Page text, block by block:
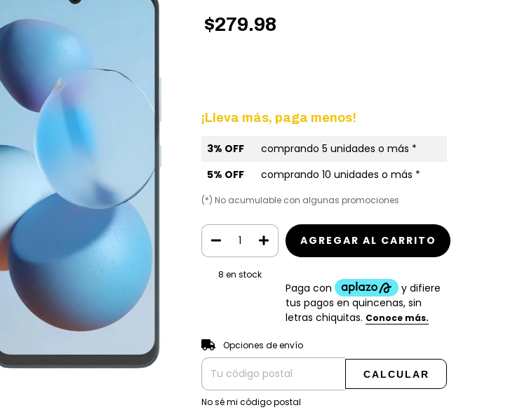
$279.98
¡Lleva más, paga menos!
3% OFF
comprando 5 unidades o más *
5% OFF
comprando 10 unidades o más *
(*) No acumulable con algunas promociones
8 en stock
Entregas para el CP:
Opciones de envío
CALCULAR
No sé mi código postal